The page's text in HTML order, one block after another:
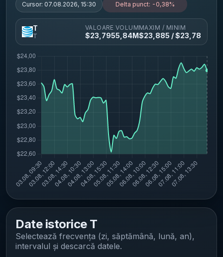
Cursor: 07.08.2026, 15:30 Delta punct: -0,38%
T
T
VALOARE
$23,795
VOLUM
5,84M
MAXIM / MINIM
$23,885 / $23,78
Date istorice T
Selectează frecvența (zi, săptămână, lună, an),
intervalul și descarcă datele.